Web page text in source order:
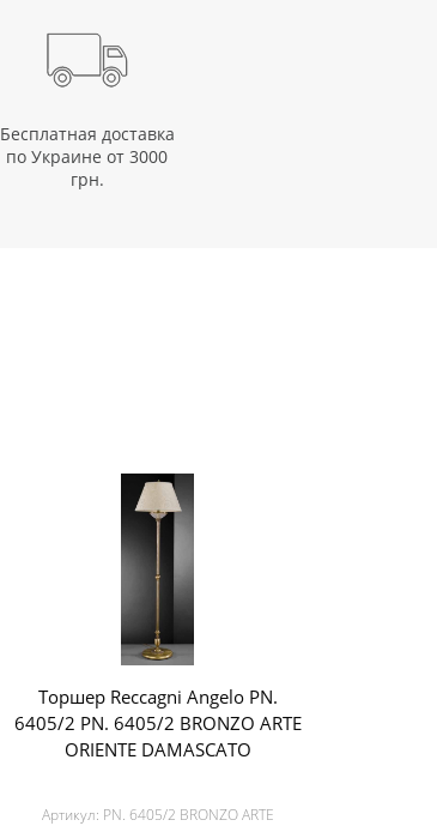
Бесплатная доставка
по Украине от 3000
грн.
Торшер Reccagni Angelo PN.
6405/2 PN. 6405/2 BRONZO ARTE
ORIENTE DAMASCATO
Артикул: PN. 6405/2 BRONZO ARTE